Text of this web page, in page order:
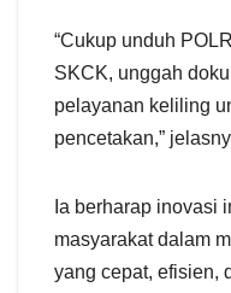
“Cukup unduh
SKCK, unggah
pelayanan keliling
pencetakan,”
Ia berharap inovasi
masyarakat dalam
yang cepat, efisien,